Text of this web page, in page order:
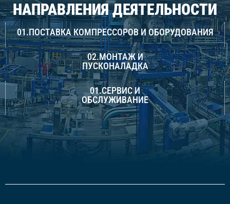
НАПРАВЛЕНИЯ ДЕЯТЕЛЬНОСТИ
01.ПОСТАВКА КОМПРЕССОРОВ И ОБОРУДОВАНИЯ
02.МОНТАЖ И
ПУСКОНАЛАДКА
01.СЕРВИС И
ОБСЛУЖИВАНИЕ